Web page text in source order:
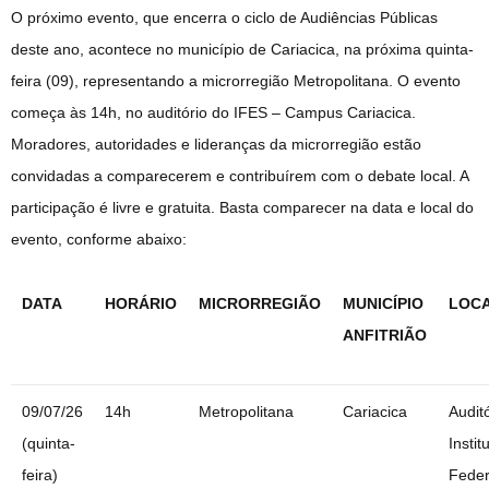
O próximo evento, que encerra o ciclo de Audiências Públicas
deste ano, acontece no município de Cariacica, na próxima quinta-
feira (09), representando a microrregião Metropolitana. O evento
começa às 14h, no auditório do IFES – Campus Cariacica.
Moradores, autoridades e lideranças da microrregião estão
convidadas a comparecerem e contribuírem com o debate local. A
participação é livre e gratuita. Basta comparecer na data e local do
evento, conforme abaixo:
DATA HORÁRIO MICRORREGIÃO
MUNICÍPIO
ANFITRIÃO
09/07/26
(quinta-
feira)
14h Metropolitana Cariacica